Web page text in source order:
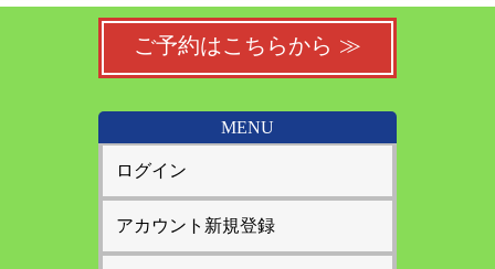
ご予約はこちらから ≫
MENU
ログイン
アカウント新規登録